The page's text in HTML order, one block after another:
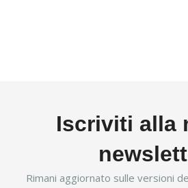
Iscriviti alla
Rimani aggiornato sulle versioni